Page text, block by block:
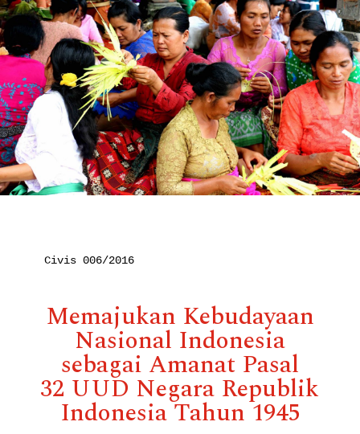
Civis 006/2016
Memajukan Kebudayaan
Nasional Indonesia
sebagai Amanat Pasal
32 UUD Negara Republik
Indonesia Tahun 1945